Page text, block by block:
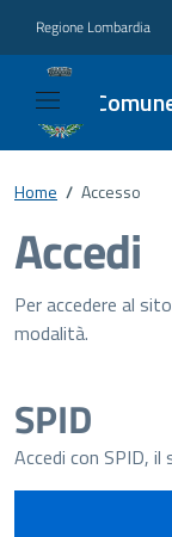
Regione Lombardia
Home / Accesso
Accedi
Per accedere al
modalità.
SPID
Accedi con SPID,